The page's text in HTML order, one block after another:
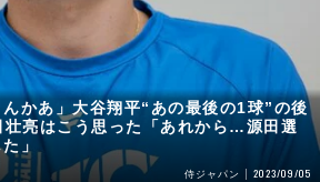
んかあ」大谷翔平“あの最後の1球”の後
亮はこう思った「あれから…源田選
」
侍ジャパン 2023/09/05